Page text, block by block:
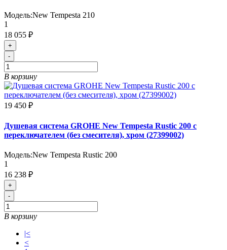
Модель:New Tempesta 210
1
18 055 ₽
+
-
В корзину
19 450 ₽
Душевая система GROHE New Tempesta Rustic 200 с
переключателем (без смесителя), хром (27399002)
Модель:New Tempesta Rustic 200
1
16 238 ₽
+
-
В корзину
|<
<